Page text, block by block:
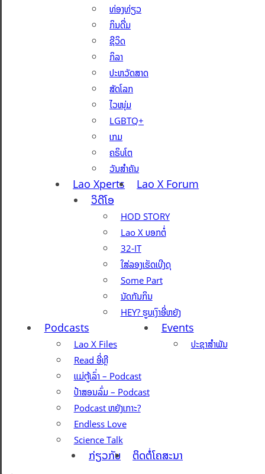
ທ່ອງທ່ຽວ
ກິນດື່ມ
ຊີວິດ
ກິລາ
ປະຫວັດສາດ
ສັດໂລກ
ໄວໜຸ່ມ
LGBTQ+
ເກມ
ຄຣິບໂຕ
ວັນສຳຄັນ
Lao Xperts
Lao X Forum
ວິດີໂອ
HOD STORY
Lao X ບອກຕໍ່
32-IT
ໃສ່ລອງເຮັດເບີງດຸ
Some Part
ນັດກັນກິນ
HEY? ຮູບເງົາອີ່ຫຍັງ
Podcasts
Lao X Files
Read ອີ່ຫຼີ
ແມ່ຕູ້ເລົ່າ – Podcast
ປ້າສອນລົ່ມ – Podcast
Podcast ຫຍັງເກາະ?
Endless Love
Science Talk
Events
ປະຊາສຳພັນ
ກ່ຽວກັບ ຕິດຕໍ່ໂຄສະນາ